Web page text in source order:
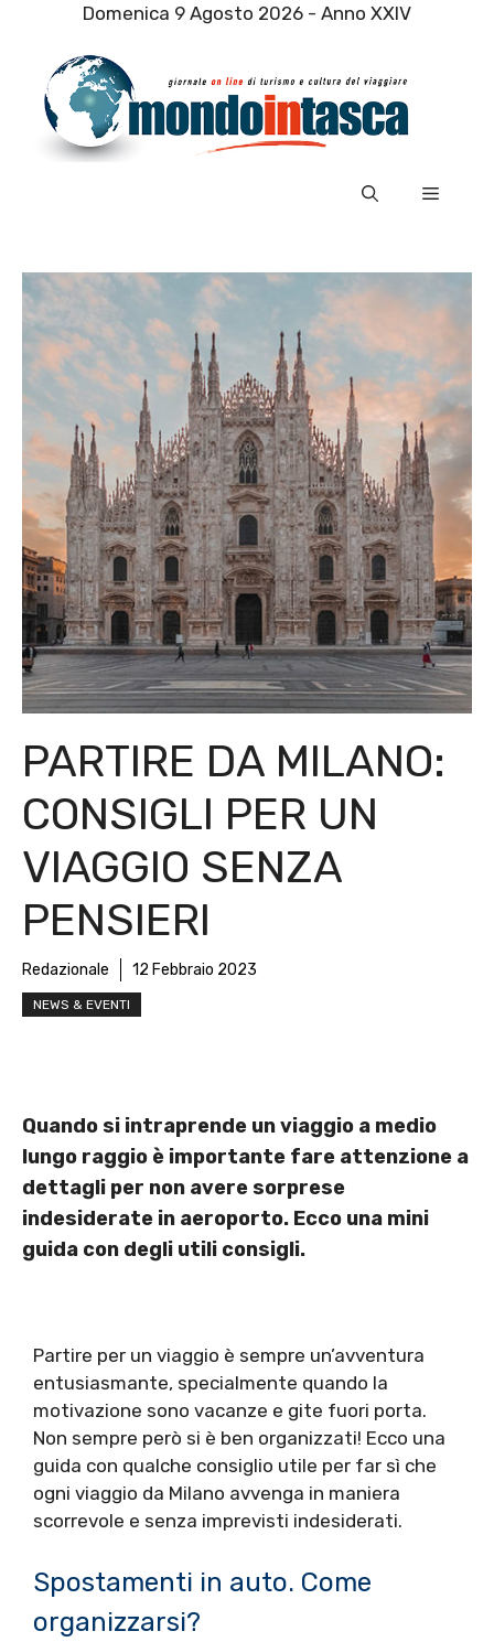
contenuto
Domenica 9 Agosto 2026 - Anno XXIV
Menu
PARTIRE DA MILANO:
CONSIGLI PER UN
VIAGGIO SENZA
PENSIERI
Redazionale 12 Febbraio 2023
NEWS & EVENTI
Quando si intraprende un viaggio a medio
lungo raggio è importante fare attenzione a
dettagli per non avere sorprese
indesiderate in aeroporto. Ecco una mini
guida con degli utili consigli.
Partire per un viaggio è sempre un’avventura
entusiasmante, specialmente quando la
motivazione sono vacanze e gite fuori porta.
Non sempre però si è ben organizzati! Ecco una
guida con qualche consiglio utile per far sì che
ogni viaggio da Milano avvenga in maniera
scorrevole e senza imprevisti indesiderati.
Spostamenti in auto. Come
organizzarsi?